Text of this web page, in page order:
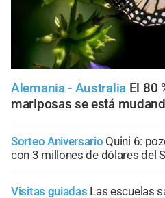
Alemania - Australia El 80
mariposas se está
Sorteo Aniversario Quini 6:
con 3 millones de dólares del
Visitas guiadas Las escuelas